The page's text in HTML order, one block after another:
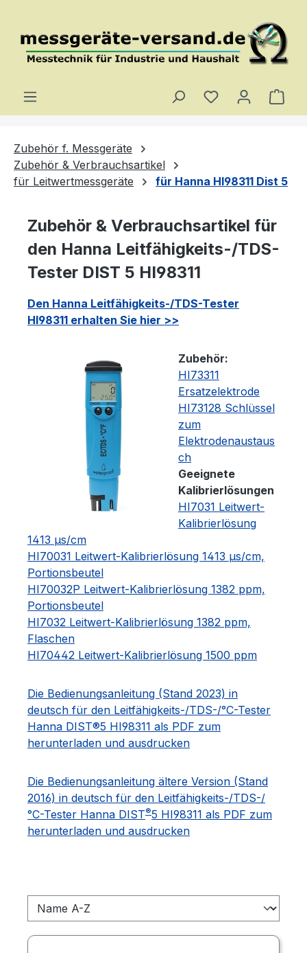
Du hast 0
Zubehör f. Messgeräte
Zubehör & Verbrauchsartikel
für Leitwertmessgeräte
für Hanna HI98311 Dist 5
Zubehör & Verbrauchsartikel für
den Hanna Leitfähigkeits-/TDS-
Tester DIST 5 HI98311
Den Hanna Leitfähigkeits-/TDS-Tester
HI98311 erhalten Sie hier >>
Zubehör:
HI73311
Ersatzelektrode
HI73128 Schlüssel
zum
Elektrodenaustaus
ch
Geeignete
Kalibrierlösungen
HI7031 Leitwert-
Kalibrierlösung
1413 μs/cm
HI70031 Leitwert-Kalibrierlösung 1413 μs/cm,
Portionsbeutel
HI70032P Leitwert-Kalibrierlösung 1382 ppm,
Portionsbeutel
HI7032 Leitwert-Kalibrierlösung 1382 ppm,
Flaschen
HI70442 Leitwert-Kalibrierlösung 1500 ppm
Die Bedienungsanleitung (Stand 2023) in
deutsch für den Leitfähigkeits-/TDS-/°C-Tester
Hanna DIST®5 HI98311 als PDF zum
herunterladen und ausdrucken
Die Bedienungsanleitung ältere Version (Stand
2016) in deutsch für den Leitfähigkeits-/TDS-/
°C-Tester Hanna DIST®5 HI98311 als PDF zum
herunterladen und ausdrucken